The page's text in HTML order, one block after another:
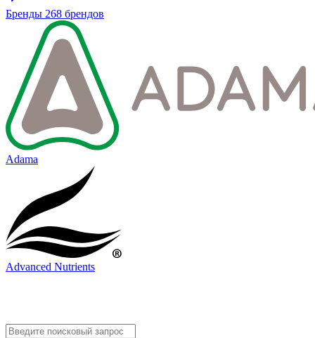
Бренды 268 брендов
Adama
Advanced Nutrients